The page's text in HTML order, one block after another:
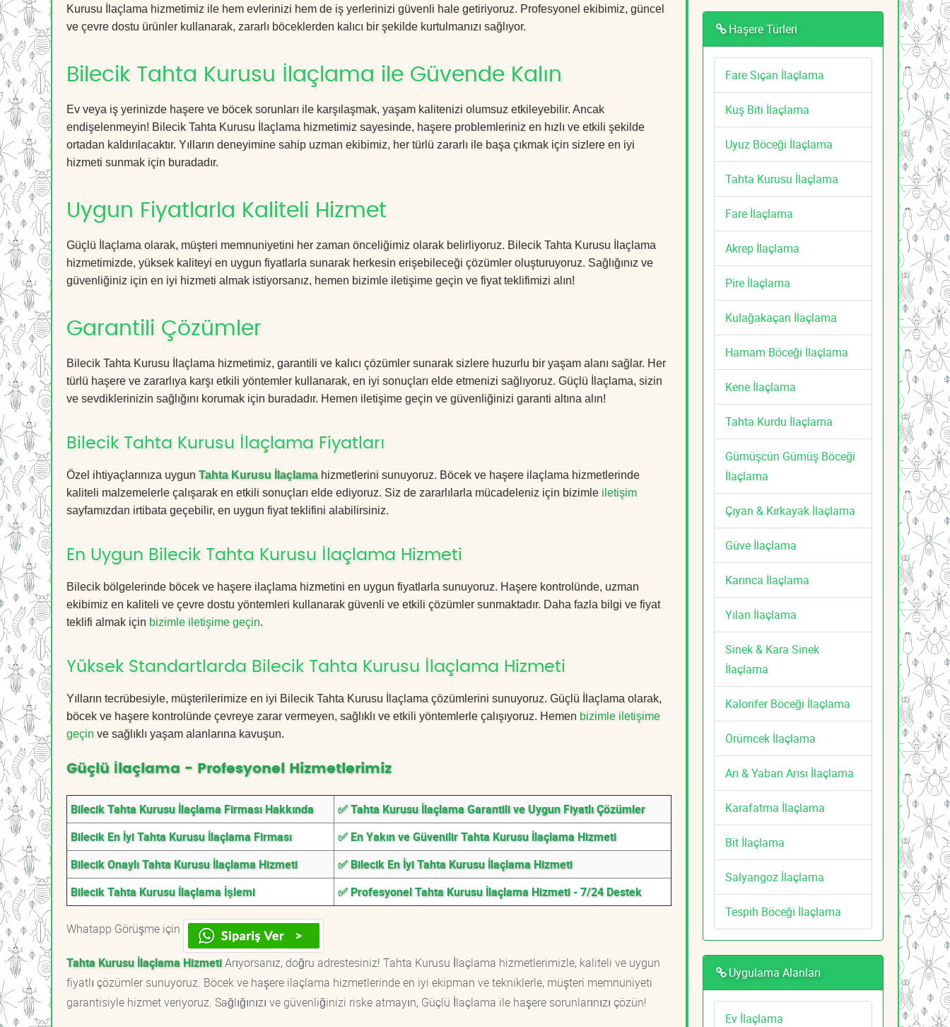
Kurusu İlaçlama hizmetimiz ile hem evlerinizi hem de iş yerlerinizi güvenli hale getiriyoruz. Profesyonel ekibimiz, güncel
ve çevre dostu ürünler kullanarak, zararlı böceklerden kalıcı bir şekilde kurtulmanızı sağlıyor.
Bilecik Tahta Kurusu İlaçlama ile Güvende Kalın
Ev veya iş yerinizde haşere ve böcek sorunları ile karşılaşmak, yaşam kalitenizi olumsuz etkileyebilir. Ancak
endişelenmeyin! Bilecik Tahta Kurusu İlaçlama hizmetimiz sayesinde, haşere problemleriniz en hızlı ve etkili şekilde
ortadan kaldırılacaktır. Yılların deneyimine sahip uzman ekibimiz, her türlü zararlı ile başa çıkmak için sizlere en iyi
hizmeti sunmak için buradadır.
Uygun Fiyatlarla Kaliteli Hizmet
Güçlü İlaçlama olarak, müşteri memnuniyetini her zaman önceliğimiz olarak belirliyoruz. Bilecik Tahta Kurusu İlaçlama
hizmetimizde, yüksek kaliteyi en uygun fiyatlarla sunarak herkesin erişebileceği çözümler oluşturuyoruz. Sağlığınız ve
güvenliğiniz için en iyi hizmeti almak istiyorsanız, hemen bizimle iletişime geçin ve fiyat teklifimizi alın!
Garantili Çözümler
Bilecik Tahta Kurusu İlaçlama hizmetimiz, garantili ve kalıcı çözümler sunarak sizlere huzurlu bir yaşam alanı sağlar. Her
türlü haşere ve zararlıya karşı etkili yöntemler kullanarak, en iyi sonuçları elde etmenizi sağlıyoruz. Güçlü İlaçlama, sizin
ve sevdiklerinizin sağlığını korumak için buradadır. Hemen iletişime geçin ve güvenliğinizi garanti altına alın!
Bilecik Tahta Kurusu İlaçlama Fiyatları
Özel ihtiyaçlarınıza uygun Tahta Kurusu İlaçlamahizmetlerini sunuyoruz. Böcek ve haşere ilaçlama hizmetlerinde
kaliteli malzemelerle çalışarak en etkili sonuçları elde ediyoruz. Siz de zararlılarla mücadeleniz için bizimle iletişim
sayfamızdan irtibata geçebilir, en uygun fiyat teklifini alabilirsiniz.
En Uygun Bilecik Tahta Kurusu İlaçlama Hizmeti
Bilecik bölgelerinde böcek ve haşere ilaçlama hizmetini en uygun fiyatlarla sunuyoruz. Haşere kontrolünde, uzman
ekibimiz en kaliteli ve çevre dostu yöntemleri kullanarak güvenli ve etkili çözümler sunmaktadır. Daha fazla bilgi ve fiyat
teklifi almak için bizimle iletişime geçin.
Yüksek Standartlarda Bilecik Tahta Kurusu İlaçlama Hizmeti
Yılların tecrübesiyle, müşterilerimize en iyi Bilecik Tahta Kurusu İlaçlama çözümlerini sunuyoruz. Güçlü İlaçlama olarak,
böcek ve haşere kontrolünde çevreye zarar vermeyen, sağlıklı ve etkili yöntemlerle çalışıyoruz. Hemen bizimle iletişime
geçin ve sağlıklı yaşam alanlarına kavuşun.
Güçlü İlaçlama - Profesyonel Hizmetlerimiz
Bilecik Tahta Kurusu İlaçlama Firması Hakkında
✅ Tahta Kurusu İlaçlama Garantili ve Uygun Fiyatlı Çözümler
Bilecik En İyi Tahta Kurusu İlaçlama Firması
✅ En Yakın ve Güvenilir Tahta Kurusu İlaçlama Hizmeti
Bilecik Onaylı Tahta Kurusu İlaçlama Hizmeti
✅ Bilecik En İyi Tahta Kurusu İlaçlama Hizmeti
Bilecik Tahta Kurusu İlaçlama İşlemi
✅ Profesyonel Tahta Kurusu İlaçlama Hizmeti - 7/24 Destek
Whatapp Görüşme için
Tahta Kurusu İlaçlama HizmetiArıyorsanız, doğru adrestesiniz! Tahta Kurusu İlaçlama hizmetlerimizle, kaliteli ve uygun
fiyatlı çözümler sunuyoruz. Böcek ve haşere ilaçlama hizmetlerinde en iyi ekipman ve tekniklerle, müşteri memnuniyeti
garantisiyle hizmet veriyoruz. Sağlığınızı ve güvenliğinizi riske atmayın, Güçlü İlaçlama ile haşere sorunlarınızı çözün!
Haşere Türleri
Fare Sıçan İlaçlama
Kuş Biti İlaçlama
Uyuz Böceği İlaçlama
Tahta Kurusu İlaçlama
Fare İlaçlama
Akrep İlaçlama
Pire İlaçlama
Kulağakaçan İlaçlama
Hamam Böceği İlaçlama
Kene İlaçlama
Tahta Kurdu İlaçlama
Gümüşcün Gümüş Böceği
İlaçlama
Çıyan & Kırkayak İlaçlama
Güve İlaçlama
Karınca İlaçlama
Yılan İlaçlama
Sinek & Kara Sinek
İlaçlama
Kalorifer Böceği İlaçlama
Örümcek İlaçlama
Arı & Yaban Arısı İlaçlama
Karafatma İlaçlama
Bit İlaçlama
Salyangoz İlaçlama
Tespih Böceği İlaçlama
Uygulama Alanları
Ev İlaçlama